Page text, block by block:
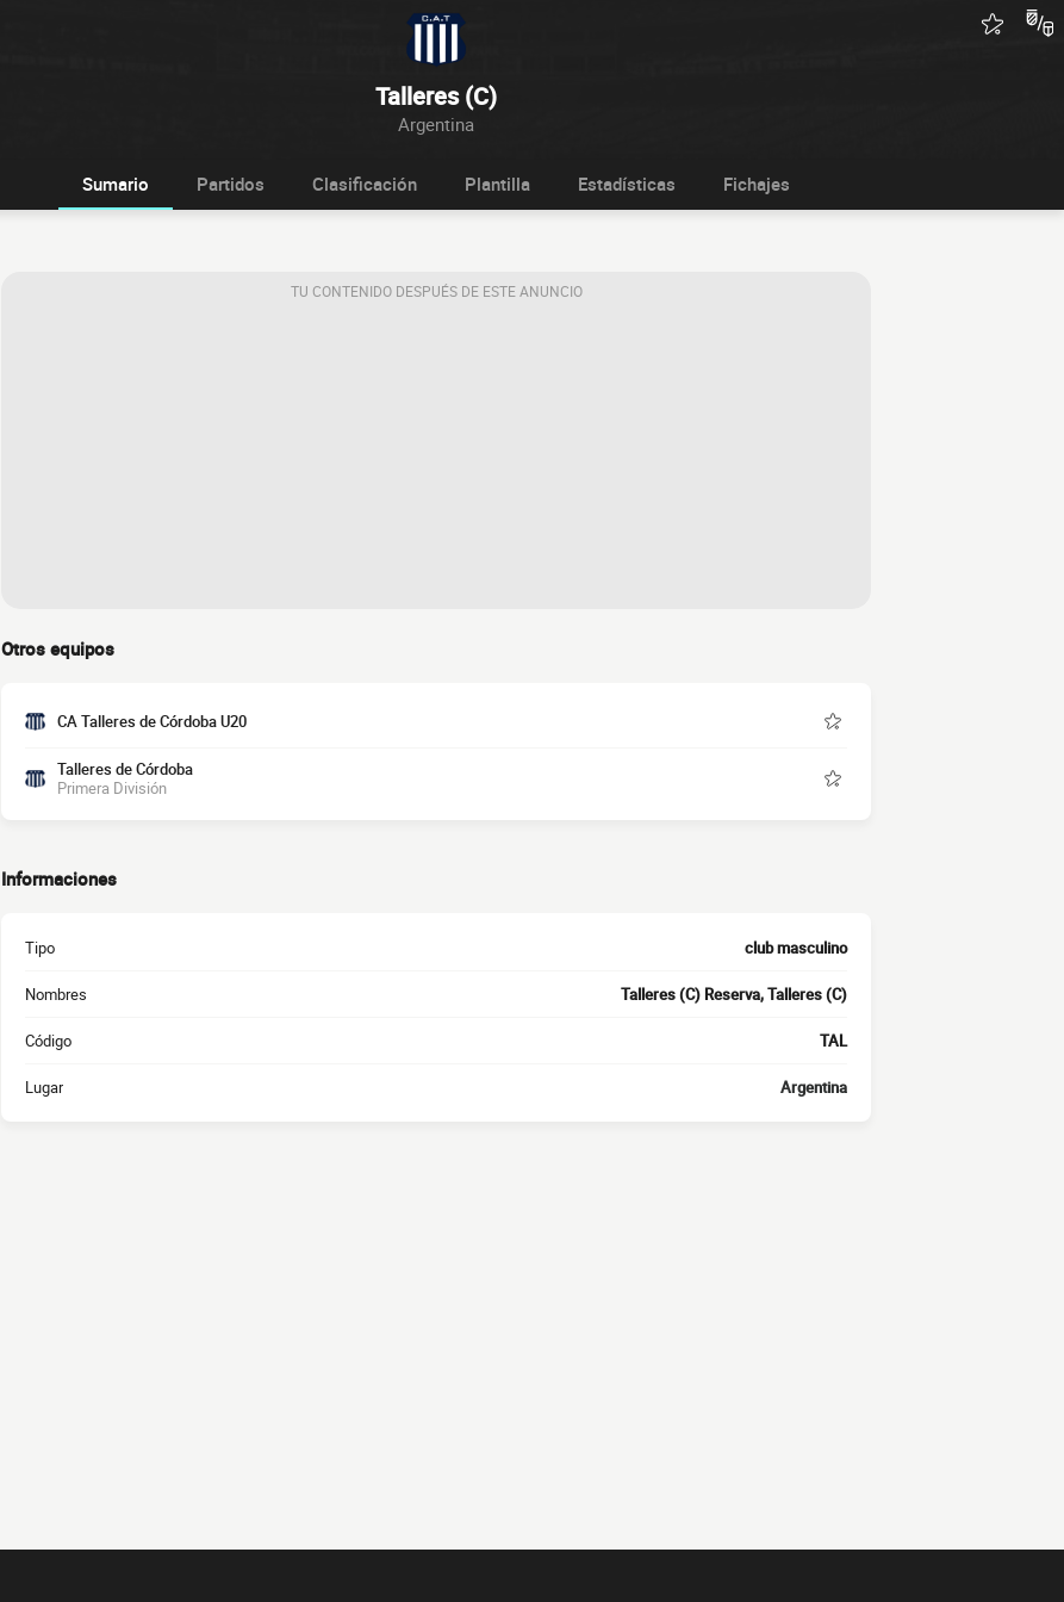
Talleres (C)
Argentina
Sumario Partidos Clasificación Plantilla Estadísticas Fichajes
TU CONTENIDO DESPUÉS DE ESTE ANUNCIO
Otros equipos
CA Talleres de Córdoba U20
Talleres de Córdoba
Primera División
Informaciones
Tipo club masculino
Nombres Talleres (C) Reserva, Talleres (C)
Código TAL
Lugar Argentina